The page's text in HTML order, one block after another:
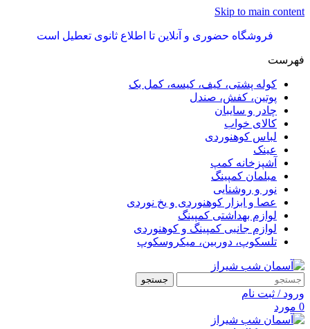
Skip to main content
فروشگاه حضوری و آنلاین تا اطلاع ثانوی تعطیل است
فهرست
کوله پشتی، کیف، کیسه، کمل بک
پوتین، کفش، صندل
چادر و سایبان
کالای خواب
لباس کوهنوردی
عینک
آشپزخانه کمپ
مبلمان کمپینگ
نور و روشنایی
عصا و ابزار کوهنوردی و یخ نوردی
لوازم بهداشتی کمپینگ
لوازم جانبی کمپینگ و کوهنوردی
تلسکوپ، دوربین، میکروسکوپ
جستجو
ورود / ثبت نام
0 مورد